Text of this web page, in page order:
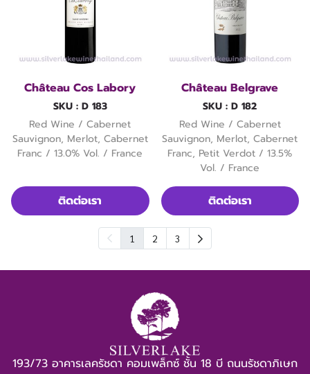
Château Cos Labory
SKU : D 183
Red Wine / Cabernet
Sauvignon, Merlot, Cabernet
Franc / 13.0% Vol. / France
ติดต่อเรา
Château Belgrave
SKU : D 182
Red Wine / Cabernet
Sauvignon, Merlot, Cabernet
Franc, Petit Verdot / 13.5%
Vol. / France
ติดต่อเรา
1 2 3
193/73 อาคารเลครัชดา คอมเพล็กซ์ ชั้น 18 บี ถนนรัชดาภิเษก